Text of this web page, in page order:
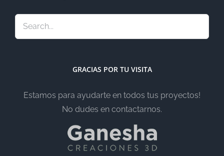
GRACIAS POR TU VISITA
Estamos para ayudarte en todos tus proyectos!
No dudes en contactarnos.